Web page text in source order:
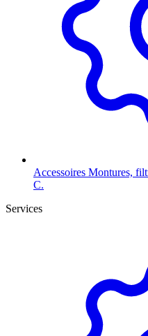
Accessoires Montures,
C.
Services